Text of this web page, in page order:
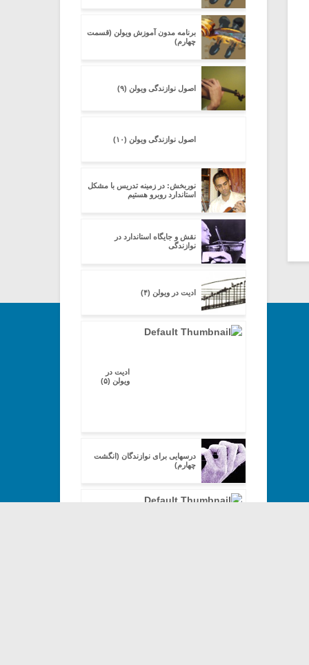
برنامه مدون آموزش ویولن (قسمت
چهارم)
اصول نوازندگی ویولن (۹)
اصول نوازندگی ویولن (۱۰)
نوربخش: در زمینه تدریس با مشکل
استاندارد روبرو هستیم
نقش و جایگاه استاندارد در
نوازندگی
ادیت در ویولن (۴)
ادیت در
ویولن (۵)
درسهایی برای نوازندگان (انگشت
چهارم)